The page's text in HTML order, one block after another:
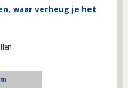
waar verheug je het